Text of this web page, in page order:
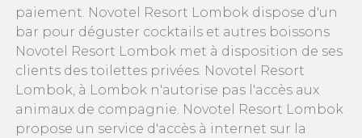
paiement. Novotel Resort Lombok dispose d'un
bar pour déguster cocktails et autres boissons
Novotel Resort Lombok met à disposition de ses
clients des toilettes privées. Novotel Resort
Lombok, à Lombok n'autorise pas l'accès aux
animaux de compagnie. Novotel Resort Lombok
propose un service d'accès à internet sur la